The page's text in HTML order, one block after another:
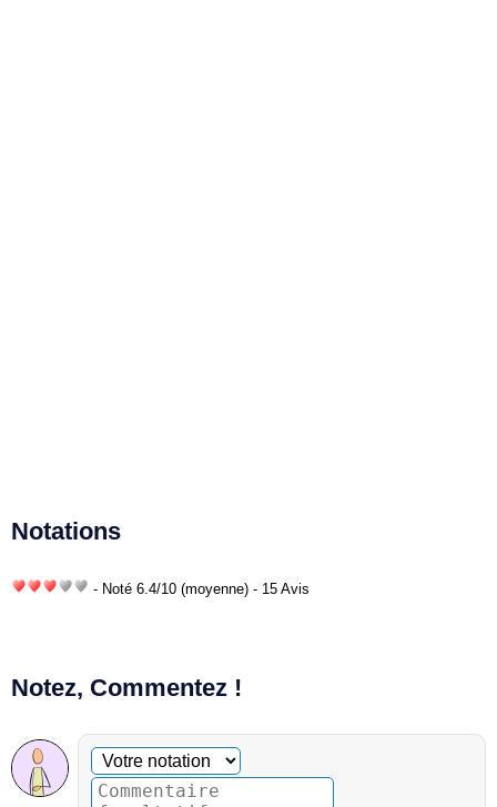
Notations
- Noté 6.4/10 (moyenne) - 15 Avis
Notez, Commentez !
Commentaire facultatif
Votre notation